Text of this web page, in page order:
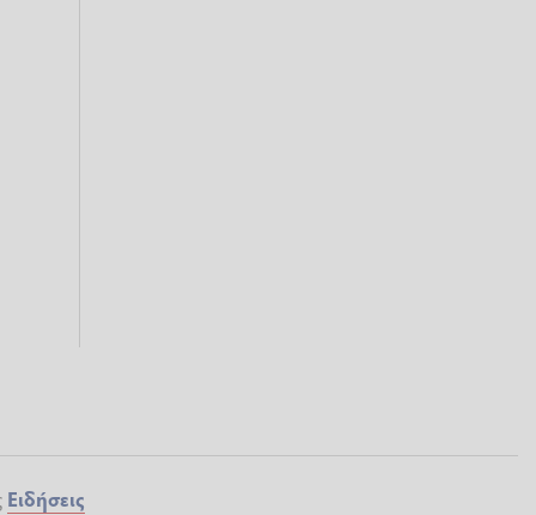
Ειδήσεις